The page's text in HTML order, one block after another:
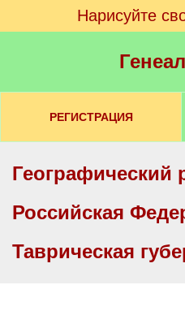
Нарисуйте
РЕГИСТРАЦИЯ
Географический
Российская
Таврическая